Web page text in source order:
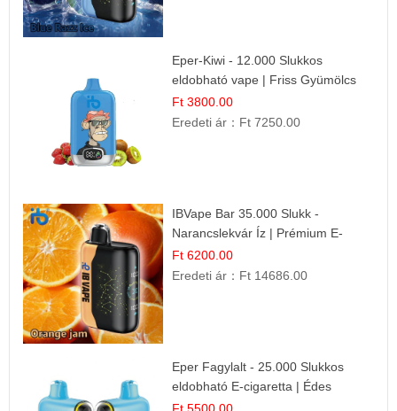
Eper-Kiwi - 12.000 Slukkos
eldobható vape | Friss Gyümölcs
Kombináció
Ft 3800.00
Eredeti ár： Ft 7250.00
IBVape Bar 35.000 Slukk -
Narancslekvár Íz | Prémium E-
cigaretta
Ft 6200.00
Eredeti ár： Ft 14686.00
Eper Fagylalt - 25.000 Slukkos
eldobható E-cigaretta | Édes
Desszert Íz